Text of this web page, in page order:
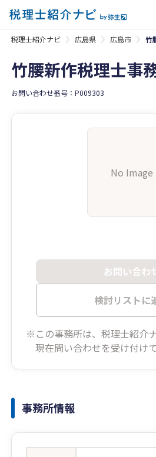
税理士紹介ナビ 広島県 広島市 竹
竹腰新作税理士事
お問い合わせ番号：P009303
No Image
お問い合わ
検討リストに
※この事務所は、税理士紹介
現在問い合わせを受け付け
事務所情報